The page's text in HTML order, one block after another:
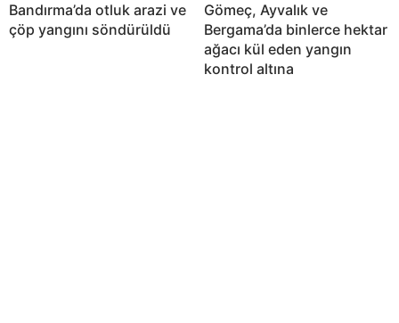
Bandırma’da otluk arazi ve
çöp yangını söndürüldü
Gömeç, Ayvalık ve
Bergama’da binlerce hektar
ağacı kül eden yangın
kontrol altına